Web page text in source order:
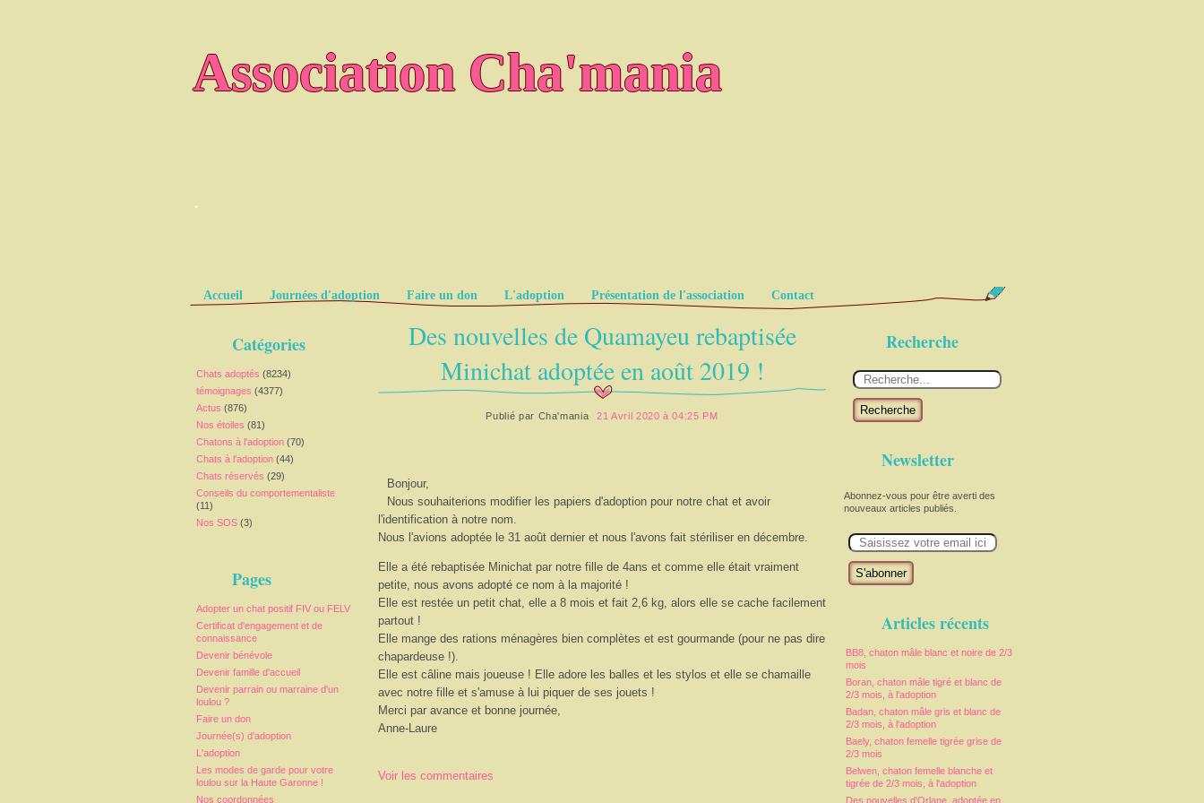
Association Cha'mania
.
Pages
Accueil Journées d'adoption Faire un don L'adoption Présentation de l'association Contact
Catégories
Chats adoptés (8234)
témoignages (4377)
Actus (876)
Nos étoiles (81)
Chatons à l'adoption (70)
Chats à l'adoption (44)
Chats réservés (29)
Conseils du comportementaliste
(11)
Nos SOS (3)
Pages
Adopter un chat positif FIV ou FELV
Certificat d'engagement et de
connaissance
Devenir bénévole
Devenir famille d'accueil
Devenir parrain ou marraine d'un
loulou ?
Faire un don
Journée(s) d'adoption
L'adoption
Les modes de garde pour votre
loulou sur la Haute Garonne !
Nos coordonnées
Recherche
Recherche
Newsletter
Abonnez-vous pour être averti des
nouveaux articles publiés.
m
Articles récents
BB8, chaton mâle blanc et noire de 2/3
mois
Boran, chaton mâle tigré et blanc de
2/3 mois, à l'adoption
Badan, chaton mâle gris et blanc de
2/3 mois, à l'adoption
Baely, chaton femelle tigrée grise de
2/3 mois
Belwen, chaton femelle blanche et
tigrée de 2/3 mois, à l'adoption
Des nouvelles d'Orlane, adoptée en
Des nouvelles de Quamayeu rebaptisée
Minichat adoptée en août 2019 !
Publié par Cha'mania 21 Avril 2020 à 04:25 PM
Bonjour,
Nous souhaiterions modifier les papiers d'adoption pour notre chat et avoir
l'identification à notre nom.
Nous l'avions adoptée le 31 août dernier et nous l'avons fait stériliser en décembre.
Elle a été rebaptisée Minichat par notre fille de 4ans et comme elle était vraiment
petite, nous avons adopté ce nom à la majorité !
Elle est restée un petit chat, elle a 8 mois et fait 2,6 kg, alors elle se cache facilement
partout !
Elle mange des rations ménagères bien complètes et est gourmande (pour ne pas dire
chapardeuse !).
Elle est câline mais joueuse ! Elle adore les balles et les stylos et elle se chamaille
avec notre fille et s'amuse à lui piquer de ses jouets !
Merci par avance et bonne journée,
Anne-Laure
Voir les commentaires